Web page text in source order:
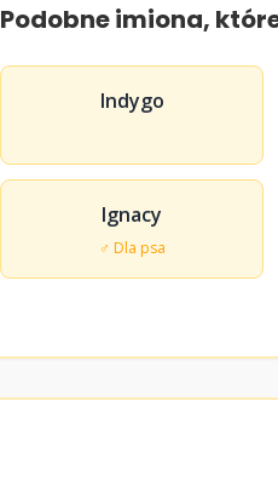
Podobne imiona,
Indygo
Ignacy
♂ Dla psa